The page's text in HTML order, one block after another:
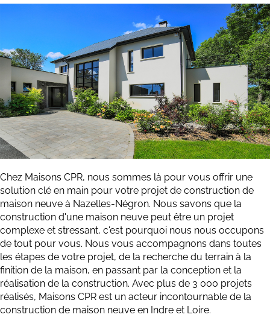
Chez Maisons CPR, nous sommes là pour vous offrir une
solution clé en main pour votre projet de construction de
maison neuve à Nazelles-Négron. Nous savons que la
construction d'une maison neuve peut être un projet
complexe et stressant, c'est pourquoi nous nous occupons
de tout pour vous. Nous vous accompagnons dans toutes
les étapes de votre projet, de la recherche du terrain à la
finition de la maison, en passant par la conception et la
réalisation de la construction. Avec plus de 3 000 projets
réalisés, Maisons CPR est un acteur incontournable de la
construction de maison neuve en Indre et Loire.